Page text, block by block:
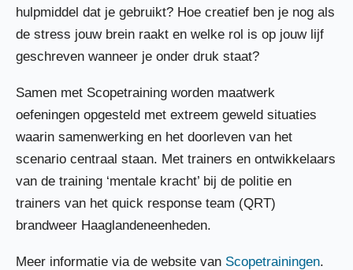
hulpmiddel dat je gebruikt? Hoe creatief ben je nog als
de stress jouw brein raakt en welke rol is op jouw lijf
geschreven wanneer je onder druk staat?
Samen met Scopetraining worden maatwerk
oefeningen opgesteld met extreem geweld situaties
waarin samenwerking en het doorleven van het
scenario centraal staan. Met trainers en ontwikkelaars
van de training ‘mentale kracht’ bij de politie en
trainers van het quick response team (QRT)
brandweer Haaglandeneenheden.
Meer informatie via de website van Scopetrainingen.